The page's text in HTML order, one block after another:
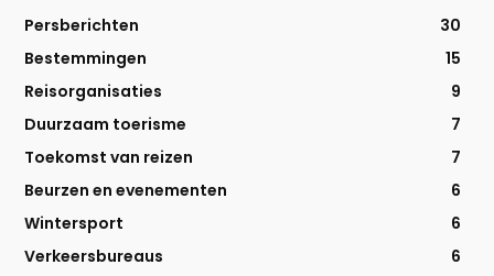
Persberichten
30
Bestemmingen
15
Reisorganisaties
9
Duurzaam toerisme
7
Toekomst van reizen
7
Beurzen en evenementen
6
Wintersport
6
Verkeersbureaus
6